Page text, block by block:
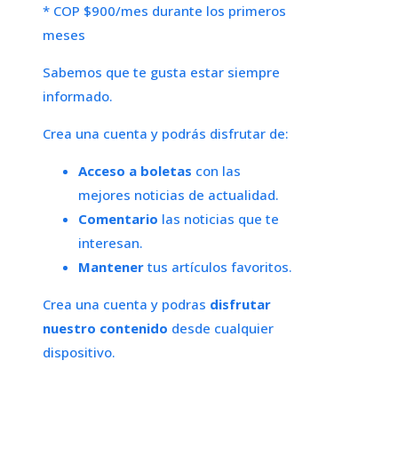
* COP $900/mes durante los primeros
meses
Sabemos que te gusta estar siempre
informado.
Crea una cuenta y podrás disfrutar de:
Acceso a boletas con las
mejores noticias de actualidad.
Comentario las noticias que te
interesan.
Mantener tus artículos favoritos.
Crea una cuenta y podras disfrutar
nuestro contenido desde cualquier
dispositivo.